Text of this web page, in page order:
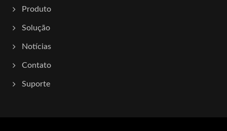
Produto
Solução
Notícias
Contato
Suporte